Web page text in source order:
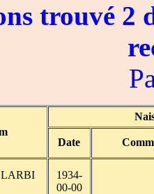
trouvé 2
Date
1934-
00-00